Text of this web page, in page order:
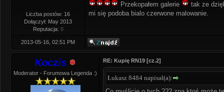
Liczba postów: 16
Dołączył: May 2013
Reputacja: 0
Przekopałem galerie
tak ze
mi się podoba bialo czerwone malowanie.
2013-05-16, 02:51 PM
Koczis
Moderator - Forumowa Legenda :)
RE: Kupię RN19 [cz.2]
Łukasz 8484 napisał(a):